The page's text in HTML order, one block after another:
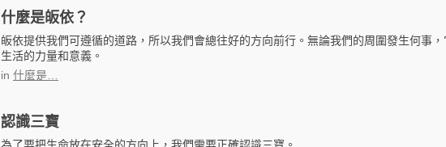
什麼是皈依？
皈依提供我們可遵循的道路，所以我們會總往好的方向前行。無論我們的周圍發生何事
生活的力量和意義。
in 什麼是…
認識三寶